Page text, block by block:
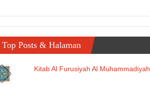
Top Posts & Halaman
Kitab Al Furusiyah Al Muhammadiyah